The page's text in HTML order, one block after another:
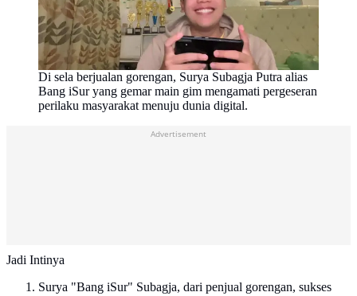
Di sela berjualan gorengan, Surya Subagja Putra alias
Bang iSur yang gemar main gim mengamati pergeseran
perilaku masyarakat menuju dunia digital.
Advertisement
Jadi Intinya
Surya "Bang iSur" Subagja, dari penjual gorengan, sukses